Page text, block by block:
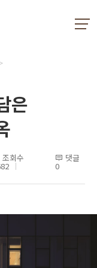
은
조회수 댓글
0